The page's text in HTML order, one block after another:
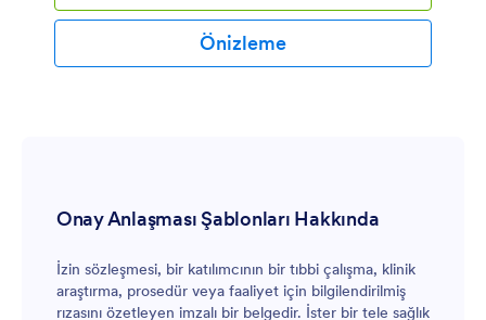
Ayrıca hastalarınıza imzalamak üzere teletıp ile ilgili
haklarını bildirebilirsiniz. Formlarımız HIPAA Uyumlu
olduğu için de verilerinizin güvenliği konusunda
Önizleme
Onay Anlaşması Şablonları Hakkında
İzin sözleşmesi, bir katılımcının bir tıbbi çalışma, klinik
araştırma, prosedür veya faaliyet için bilgilendirilmiş
rızasını özetleyen imzalı bir belgedir. İster bir tele sağlık